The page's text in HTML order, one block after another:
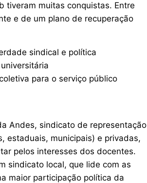
tiveram muitas conquistas. Entre
e de um plano de recuperação
sindical e política
para o serviço público
Andes, sindicato de representação
estaduais, municipais) e privadas,
pelos interesses dos docentes.
sindicato local, que lide com as
maior participação política da